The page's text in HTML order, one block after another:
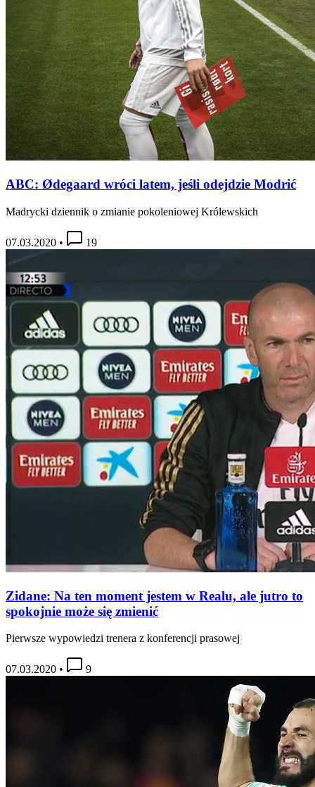
ABC: Ødegaard wróci latem, jeśli odejdzie Modrić
Madrycki dziennik o zmianie pokoleniowej Królewskich
07.03.2020 • 19
Zidane: Na ten moment jestem w Realu, ale jutro to
spokojnie może się zmienić
Pierwsze wypowiedzi trenera z konferencji prasowej
07.03.2020 • 9